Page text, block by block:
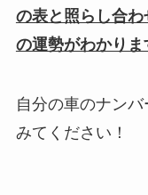
の表と照らし合
の運勢がわかりま
自分の車のナン
みてください！